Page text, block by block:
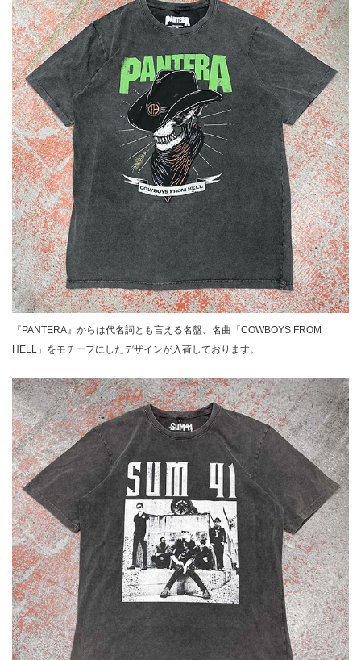
『PANTERA』からは代名詞とも言える名盤、名曲「COWBOYS FROM
HELL」をモチーフにしたデザインが入荷しております。